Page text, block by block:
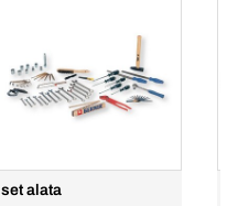
set alata